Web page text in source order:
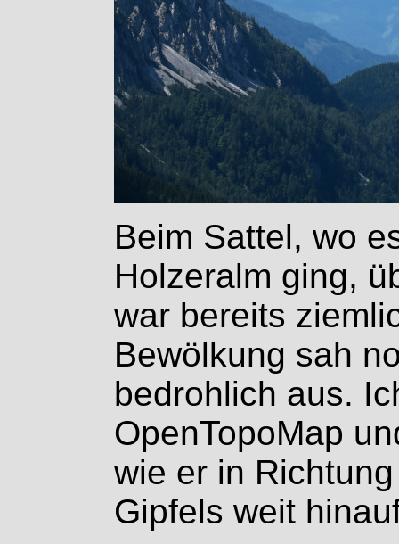
Beim Sattel, wo
Holzeralm ging,
war bereits
Bewölkung sah
bedrohlich aus.
OpenTopoMap
wie er in
Gipfels weit